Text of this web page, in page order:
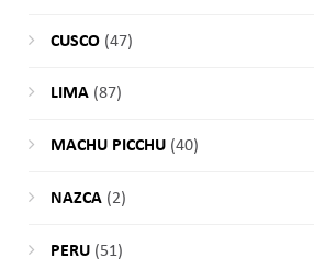
CUSCO(47)
LIMA(87)
MACHU PICCHU(40)
NAZCA(2)
PERU(51)